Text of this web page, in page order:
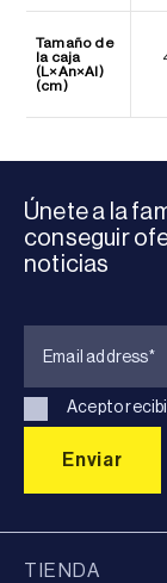
Tamaño de
la caja
(L×An×Al)
(cm)
Únete a la
conseguir
noticias
Acepto
TIENDA